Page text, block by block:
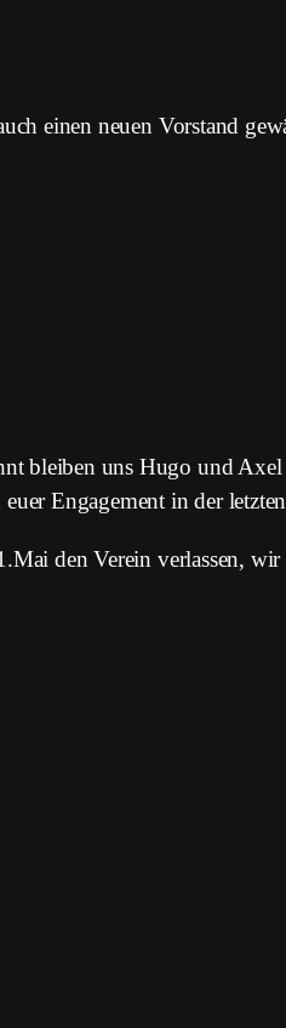
einen neuen Vorstand
bleiben uns Hugo und
Engagement in der
den Verein verlassen,